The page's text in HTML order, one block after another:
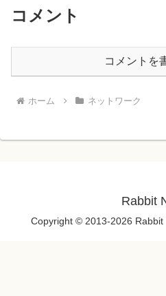
コメント
コメントを
ホーム ネットワーク
Rabbit
Copyright © 2013-2026 Rabbit